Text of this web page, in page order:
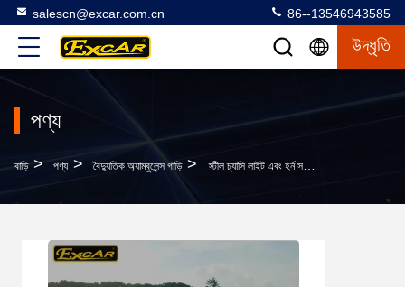
salescn@excar.com.cn 86--13546943585
উদ্ধৃতি
পণ্য
বাড়ি > পণ্য > বৈদ্যুতিক অ্যাম্বুলেন্স গাড়ি > স্টীল চ্যাসি লাইট এবং হর্ন সঙ্গে জলরোধী মেডিকেল গল্ফ কার্ট